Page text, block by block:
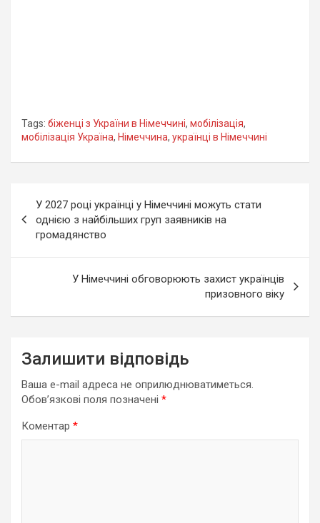
Tags: біженці з України в Німеччині, мобілізація,
мобілізація Україна, Німеччина, українці в Німеччині
записів
У 2027 році українці у Німеччині можуть стати
однією з найбільших груп заявників на
громадянство
У Німеччині обговорюють захист українців
призовного віку
Залишити відповідь
Ваша e-mail адреса не оприлюднюватиметься.
Обов’язкові поля позначені *
Коментар *